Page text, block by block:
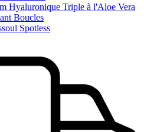
Hyaluronique Triple à l'Aloe Vera
Boucles
Spotless